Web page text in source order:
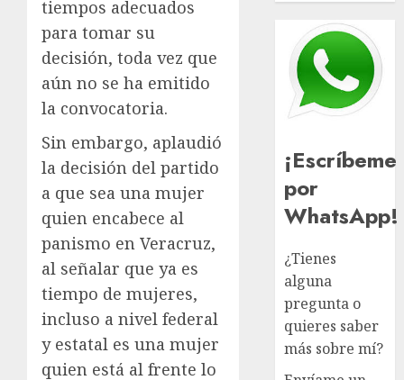
tiempos adecuados
para tomar su
decisión, toda vez que
aún no se ha emitido
la convocatoria.
Sin embargo, aplaudió
la decisión del partido
a que sea una mujer
quien encabece al
panismo en Veracruz,
al señalar que ya es
tiempo de mujeres,
incluso a nivel federal
y estatal es una mujer
quien está al frente lo
¡Escríbeme
por
WhatsApp!
¿Tienes
alguna
pregunta o
quieres saber
más sobre mí?